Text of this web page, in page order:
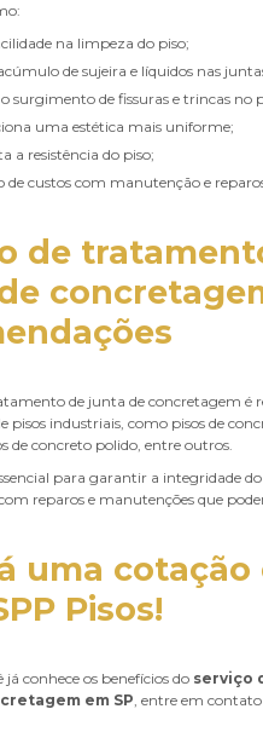
na limpeza do piso;
de sujeira e líquidos nas
o surgimento de fissuras e trincas no
uma estética mais uniforme;
a resistência do piso;
de custos com manutenção e
de
de junta de concretagem é
pisos industriais, como pisos de
de concreto polido, entre outros.
para garantir a integridade
reparos e manutenções que
uma cotação
Pisos!
conhece os benefícios do serviço
em SP, entre em